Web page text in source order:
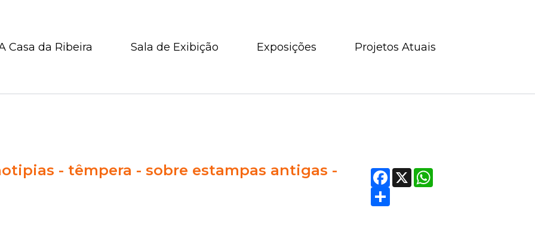
Casa da Ribeira Sala de Exibição Exposições Projetos Atuais
- têmpera - sobre estampas antigas - Facebook
X
WhatsApp
Compartilhar